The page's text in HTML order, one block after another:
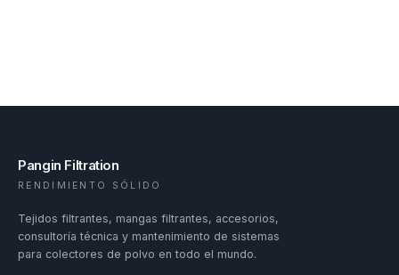
Pangin Filtration
RENDIMIENTO SÓLIDO
Tejidos filtrantes, mangas filtrantes, accesorios,
consultoría técnica y mantenimiento de sistemas
para colectores de polvo en todo el mundo.